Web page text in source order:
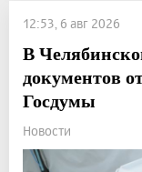
12:53, 6 авг 2026
В
документов
Госдумы
Новости